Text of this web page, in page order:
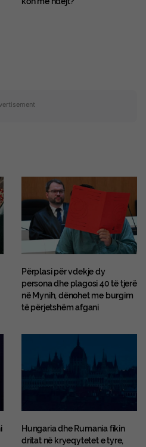
Përplasi për vdekje dy
persona dhe plagosi 40 të tjerë
në Mynih, dënohet me burgim
të përjetshëm afgani
Hungaria dhe Rumania fikin
dritat në kryeqytetet e tyre,